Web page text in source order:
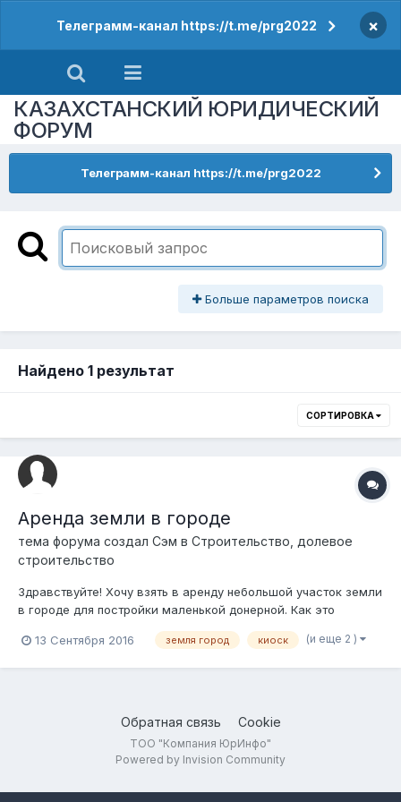
Телеграмм-канал https://t.me/prg2022 ×
КАЗАХСТАНСКИЙ ЮРИДИЧЕСКИЙ
ФОРУМ
Телеграмм-канал https://t.me/prg2022
Больше параметров поиска
Найдено 1 результат
СОРТИРОВКА
Аренда земли в городе
тема форума создал Сэм в Строительство, долевое
строительство
Здравствуйте! Хочу взять в аренду небольшой участок земли
в городе для постройки маленькой донерной. Как это
13 Сентября 2016
земля город киоск (и еще 2 )
Обратная связь Cookie
ТОО "Компания ЮрИнфо"
Powered by Invision Community